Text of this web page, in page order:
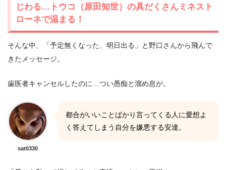
じわる…トウコ（原田知世）の具だくさんミネスト
ローネで温まる！
そんな中、「予定無くなった、明日出る」と野口さんから飛んで
きたメッセージ。
歯医者キャンセルしたのに…つい愚痴と溜め息が。
sat0330
都合がいいことばかり言ってくる人に愛想よ
く答えてしまう自分を嫌悪する安達。